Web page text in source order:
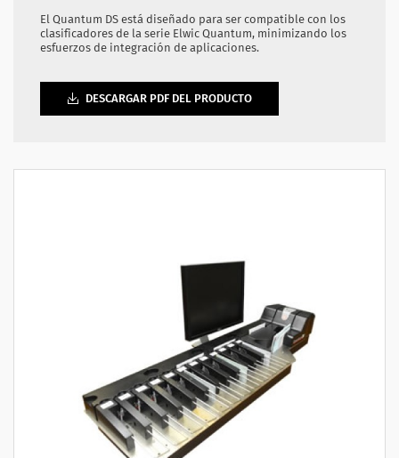
El Quantum DS está diseñado para ser compatible con los
clasificadores de la serie Elwic Quantum, minimizando los
esfuerzos de integración de aplicaciones.
DESCARGAR PDF DEL PRODUCTO